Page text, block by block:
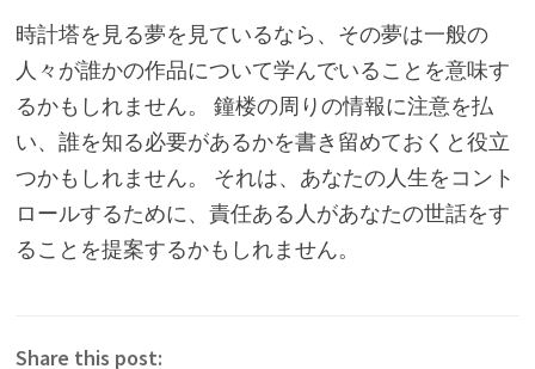
時計塔を見る夢を見ているなら、その夢は一般の
人々が誰かの作品について学んでいることを意味す
るかもしれません。 鐘楼の周りの情報に注意を払
い、誰を知る必要があるかを書き留めておくと役立
つかもしれません。 それは、あなたの人生をコント
ロールするために、責任ある人があなたの世話をす
ることを提案するかもしれません。
Share this post: